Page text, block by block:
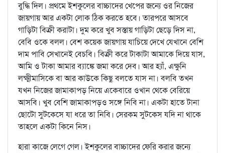
বুদ্ধি দিল। প্রথমে ইশকুলের বাচ্চাদের খেপের জন্যে ওর নিজের
জায়গায় আর একটা লোক ঠিক করতে হবে। তারপরে আসবে
গাড়িটা বিক্রী করাটা। দুম করে খুব সস্তায় গাড়িটা ছেড়ে দিস না,
বেবি ওকে বলল। বেশ কয়েক জায়গায় যাচিয়ে দেখে যেখানে বেশি
দাম পাবি সেখানেই বেচবি। বিক্রী করে টাকাটা আমাকে দিয়ে যাস,
আমি ও টাকা আমার ব্যাঙ্কে জমা করে দেব। আর হ্যাঁ, এক্ষুনি
লক্ষ্মীমাসিকে বা আর কাউকে কিছু বলতে যাস না। বলবি তখন
যখন নিজের জামাকাপড় নিয়ে একেবারে ওখান থেকে বেরিয়ে
আসবি। খুব বেশি জামাকাপড়ও সঙ্গে নিবি না। একটা হাতে টানা
ছোটো সুটকেসে যা ধরে তা নিবি। সেরকম সুটকেস যদি না থাকে
তাহলে একটা কিনে নিস।
হারা কাজে লেগে গেল। ইশকুলের বাচ্চাদের ফেরি করার জন্যে